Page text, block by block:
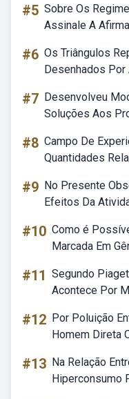
#5 Sobre Os
Assinale A
#6 Os Triângulos
Desenhados
#7 Desenvolveu
Soluções Aos
#8 Campo De
Quantidades
#9 No Presente
Efeitos Da
#10 Como é
Marcada Em
#11 Segundo
Acontece Por
#12 Por Poluição
Homem Direta
#13 Na Relação
Hiperconsumo